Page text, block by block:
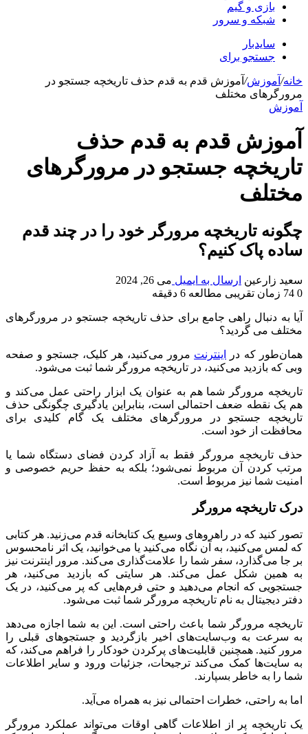
بازی و گیم
شبکه و سرور
سایدبار
جستجو برای
خانه/ آموزش/ آموزش قدم به قدم حذف تاریخچه جستجو در
مرورگرهای مختلف
آموزش
آموزش قدم به قدم حذف
تاریخچه جستجو در مرورگرهای
مختلف
چگونه تاریخچه مرورگر خود را در چند قدم
ساده پاک کنیم؟
سعید زارعین ارسال به ایمیل می 26, 2024
0
زمان تقریبی مطالعه 6 دقیقه
آیا به دنبال راهی جامع برای حذف تاریخچه جستجو در مرورگرهای
مختلف می گردید؟
همان‌طور که در اینترنت مرور می‌کنید، هر کلیک، جستجو و صفحه
وبی که بازدید می‌کنید، در تاریخچه مرورگر شما ثبت می‌شود.
تاریخچه مرورگر شما هم به عنوان یک ابزار راحتی عمل می‌کند و
هم یک نقطه ضعف احتمالی است، بنابراین یادگیری چگونگی حذف
تاریخچه جستجو در مرورگرهای مختلف یک گام کلیدی برای
محافظت از خود است.
حذف تاریخچه مرورگر فقط به آزاد کردن فضای دستگاه شما یا
مرتب کردن آن مربوط نمی‌شود؛ بلکه به حفظ حریم خصوصی و
امنیت شما نیز مربوط است.
درک تاریخچه مرورگر
تصور کنید که در راهروهای وسیع یک کتابخانه قدم می‌زنید. هر کتابی
که لمس می‌کنید، به آن نگاه می‌کنید یا می‌خوانید، یک اثر نامحسوس
بر جا می‌گذارد، سفر شما را علامت‌گذاری می‌کند. مرور اینترنت نیز
به همین شکل عمل می‌کند. هر سایتی که بازدید می‌کنید، هر
جستجویی که انجام می‌دهید و حتی فرم‌هایی که پر می‌کنید، در یک
دفتر دیجیتال به نام تاریخچه مرورگر شما ثبت می‌شود.
تاریخچه مرورگر شما باعث راحتی است. این به شما اجازه می‌دهد
به سرعت به وب‌سایت‌های اخیر بازگردید و جستجوهای قبلی را
مرور کنید. همچنین قابلیت‌های پرکردن خودکار را فراهم می‌کند، که
به سایت‌ها کمک می‌کند ترجیحات، جزئیات ورود و سایر اطلاعات
شما را به خاطر بسپارند.
اما به راحتی، خطرات احتمالی نیز به همراه می‌آید.
یک تاریخچه پر از اطلاعات گاهی اوقات می‌تواند عملکرد مرورگر